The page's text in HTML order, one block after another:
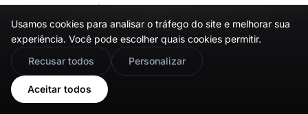
1. Centralizando menções
multi-localização em um único
lugar
Se você está gerenciando contas para
Usamos cookies para analisar o tráfego do site e melhorar sua
experiência. Você pode escolher quais cookies permitir.
Recusar todos
Personalizar
Aceitar todos
🇬🇧 Would you prefer this site in English?
View in English